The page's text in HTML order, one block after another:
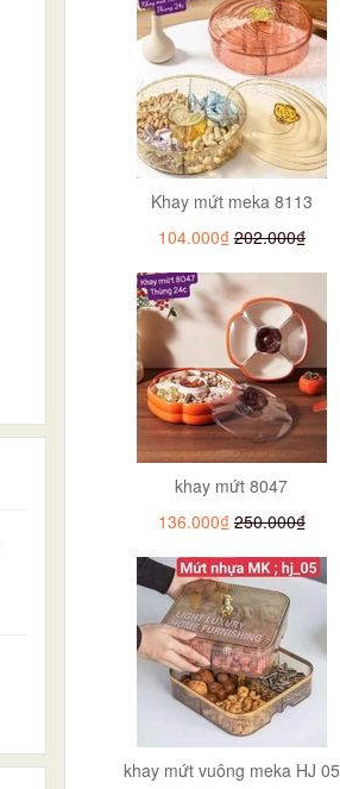
Khay mứt meka 8113
104.000₫ 202.000₫
khay mứt 8047
136.000₫ 250.000₫
khay mứt vuông meka HJ 05